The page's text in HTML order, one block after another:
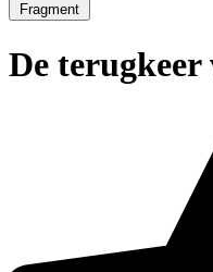
Fragment
De